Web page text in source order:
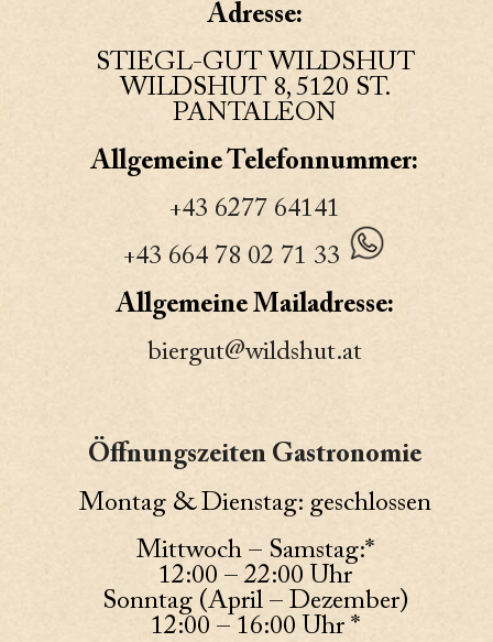
Adresse:
STIEGL-GUT WILDSHUT
WILDSHUT 8, 5120 ST.
PANTALEON
Allgemeine Telefonnummer:
+43 6277 64141
+43 664 78 02 71 33
Allgemeine Mailadresse:
biergut@wildshut.at
Öffnungszeiten Gastronomie
Montag & Dienstag: geschlossen
Mittwoch – Samstag:*
12:00 – 22:00 Uhr
Sonntag (April – Dezember)
12:00 – 16:00 Uhr *